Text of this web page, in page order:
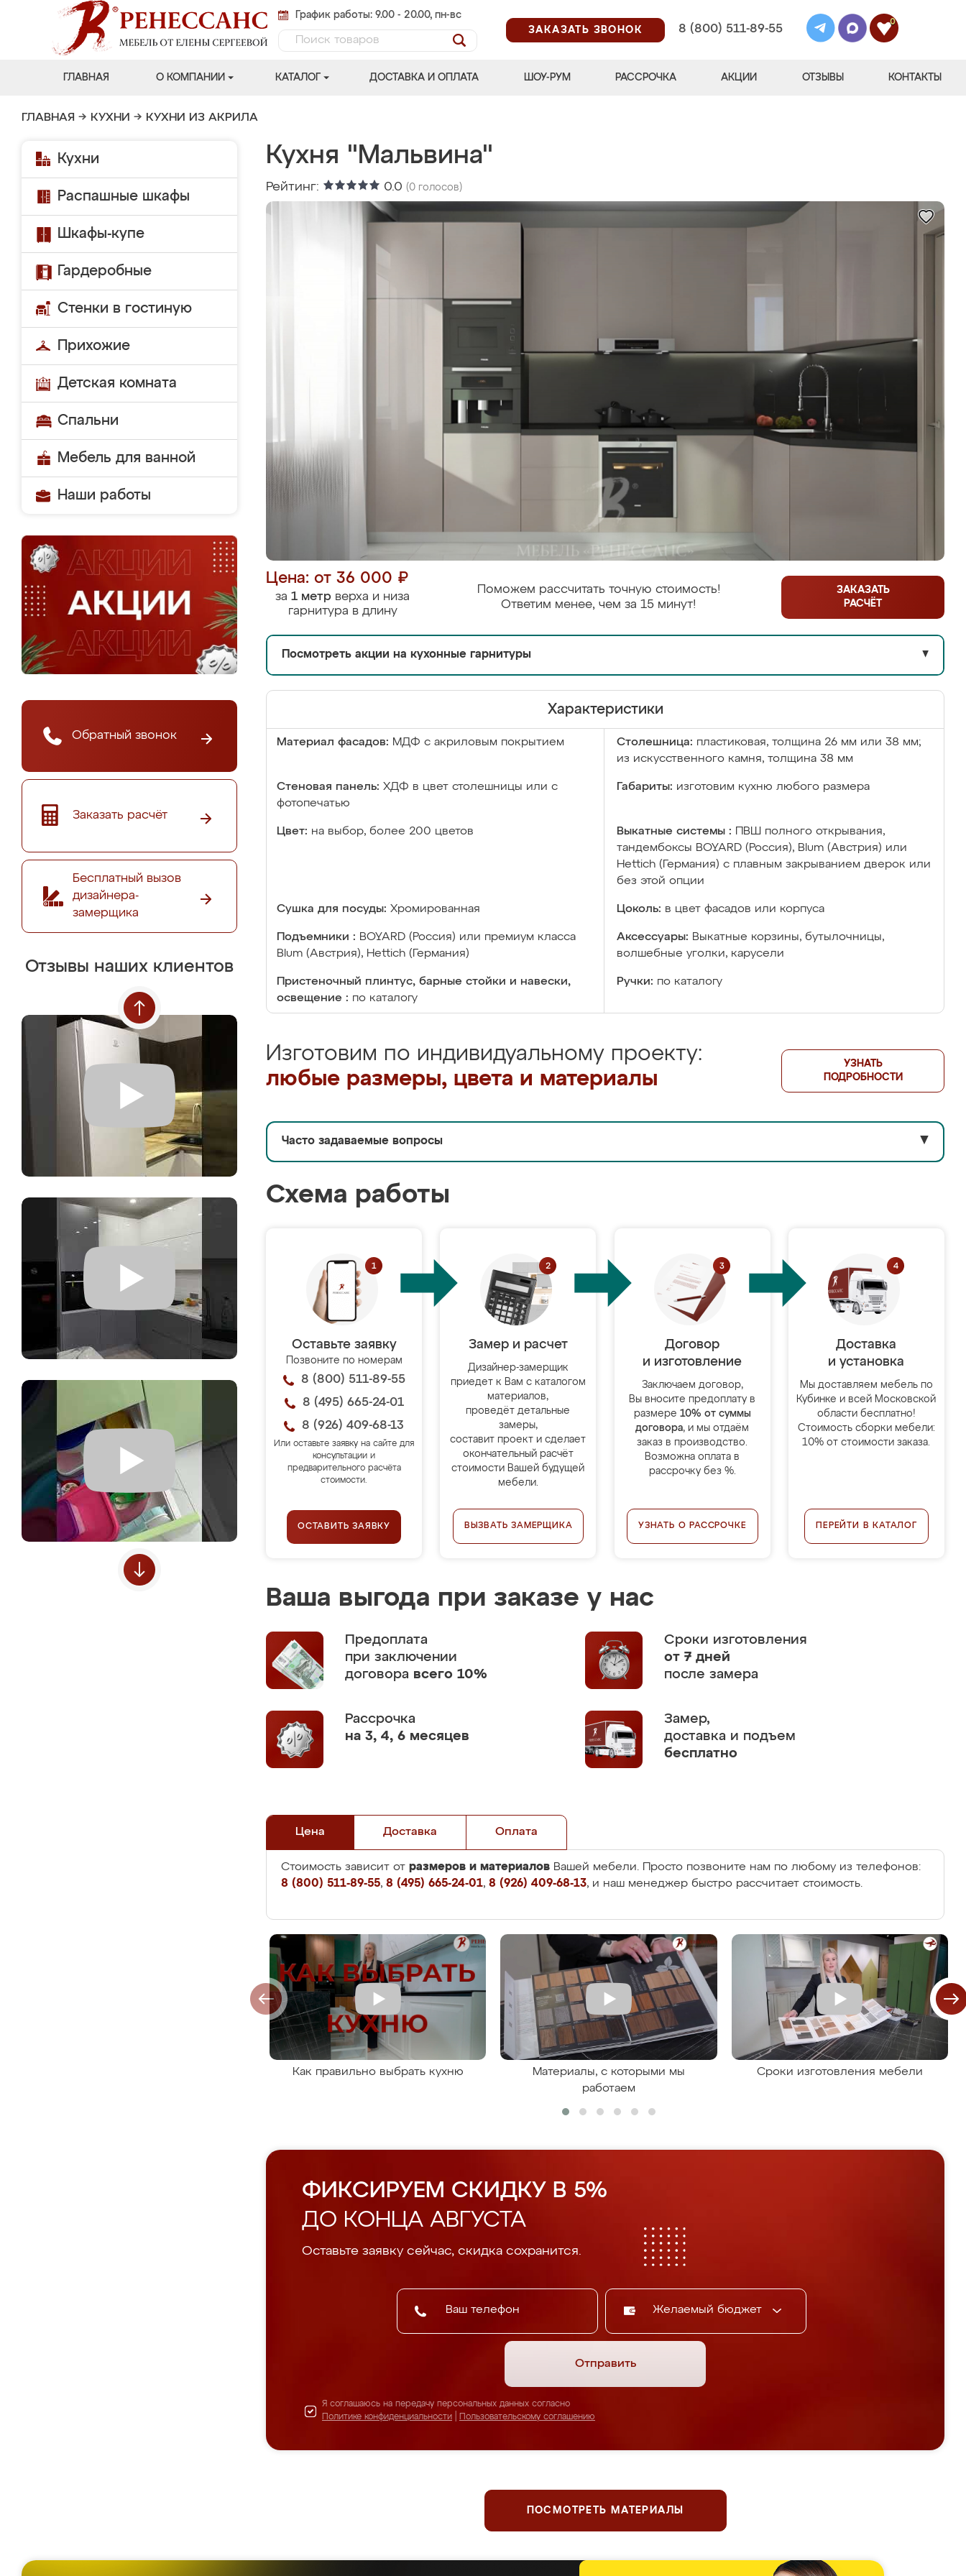
График работы: 9.00 - 20.00, пн-вс
ЗАКАЗАТЬ ЗВОНОК
8 (800) 511-89-55
0
ГЛАВНАЯ О КОМПАНИИ КАТАЛОГ ДОСТАВКА И ОПЛАТА ШОУ-РУМ РАССРОЧКА АКЦИИ ОТЗЫВЫ КОНТАКТЫ
ГЛАВНАЯ → КУХНИ → КУХНИ ИЗ АКРИЛА
Кухни
Распашные шкафы
Шкафы-купе
Гардеробные
Стенки в гостиную
Прихожие
Детская комната
Спальни
Мебель для ванной
Наши работы
Обратный звонок
Заказать расчёт
Бесплатный вызов
дизайнера-
замерщика
Отзывы наших клиентов
Кухня "Мальвина"
Рейтинг: 0.0 (0 голосов)
Цена: от 36 000 ₽
за 1 метр верха и низа
гарнитура в длину
Поможем рассчитать точную стоимость!
Ответим менее, чем за 15 минут!
ЗАКАЗАТЬ
РАСЧЁТ
Посмотреть акции на кухонные гарнитуры ▼
Характеристики
Материал фасадов: МДФ с акриловым покрытием Столешница: пластиковая, толщина 26 мм или 38 мм;
из искусственного камня, толщина 38 мм
Стеновая панель: ХДФ в цвет столешницы или с
фотопечатью
Габариты: изготовим кухню любого размера
Цвет: на выбор, более 200 цветов Выкатные системы :
ПВШ полного открывания,
тандембоксы BOYARD (Россия), Blum (Австрия) или
Hettich (Германия) с плавным закрыванием дверок или
без этой опции
Сушка для посуды: Хромированная Цоколь: в цвет фасадов или корпуса
Подъемники : BOYARD (Россия) или премиум класса
Blum (Австрия), Hettich (Германия)
Аксессуары: Выкатные корзины, бутылочницы,
волшебные уголки, карусели
Пристеночный плинтус, барные стойки и навески,
освещение : по каталогу
Ручки: по каталогу
Изготовим по индивидуальному проекту:
любые размеры, цвета и материалы
УЗНАТЬ
ПОДРОБНОСТИ
Часто задаваемые вопросы ▼
Схема работы
Оставьте заявку
Позвоните по номерам
8 (800) 511-89-55
8 (495) 665-24-01
8 (926) 409-68-13
Или оставьте заявку на сайте для
консультации и
предварительного расчёта
стоимости.
ОСТАВИТЬ ЗАЯВКУ
Замер и расчет
Дизайнер-замерщик
приедет к Вам с каталогом
материалов,
проведёт детальные
замеры,
составит проект и сделает
окончательный расчёт
стоимости Вашей будущей
мебели.
ВЫЗВАТЬ ЗАМЕРЩИКА
Договор
и изготовление
Заключаем договор,
Вы вносите предоплату в
размере 10% от суммы
договора, и мы отдаём
заказ в производство.
Возможна оплата в
рассрочку без %.
УЗНАТЬ О РАССРОЧКЕ
Доставка
и установка
Мы доставляем мебель по
Кубинке и всей Московской
области бесплатно!
Стоимость сборки мебели:
10% от стоимости заказа.
ПЕРЕЙТИ В КАТАЛОГ
Ваша выгода при заказе у нас
Предоплата
при заключении
договора всего 10%
Сроки изготовления
от 7 дней
после замера
Рассрочка
на 3, 4, 6 месяцев
Замер,
доставка и подъем
бесплатно
Цена Доставка Оплата
Стоимость зависит от размеров и материалов Вашей мебели. Просто позвоните нам по любому из телефонов:
8 (800) 511-89-55, 8 (495) 665-24-01, 8 (926) 409-68-13, и наш менеджер быстро рассчитает стоимость.
Как правильно выбрать кухню
Материалы, с которыми мы
работаем
Сроки изготовления мебели
ФИКСИРУЕМ СКИДКУ В 5%
ДО КОНЦА АВГУСТА
Оставьте заявку сейчас, скидка сохранится.
Желаемый бюджет
Отправить
Я соглашаюсь на передачу персональных данных согласно
Политике конфиденциальности
Пользовательскому соглашению
ПОСМОТРЕТЬ МАТЕРИАЛЫ